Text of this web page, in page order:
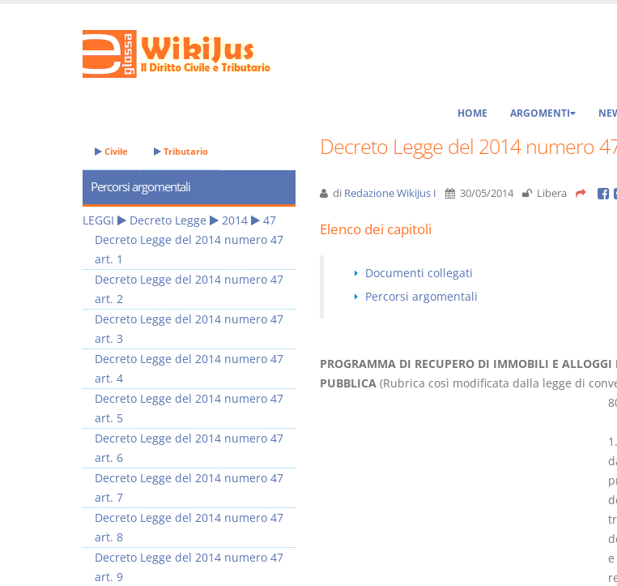
HOME ARGOMENTI
Decreto Legge del 2014 numero
di Redazione WikiJus I 30/05/2014 Libera
Elenco dei capitoli
Documenti collegati
Percorsi argomentali
PROGRAMMA DI RECUPERO DI IMMOBILI E
PUBBLICA(Rubrica così modificata dalla legge di
Civile Tributario
Percorsi argomentali
LEGGI Decreto Legge 2014
47
Decreto Legge del 2014 numero 47
art. 1
Decreto Legge del 2014 numero 47
art. 2
Decreto Legge del 2014 numero 47
art. 3
Decreto Legge del 2014 numero 47
art. 4
Decreto Legge del 2014 numero 47
art. 5
Decreto Legge del 2014 numero 47
art. 6
Decreto Legge del 2014 numero 47
art. 7
Decreto Legge del 2014 numero 47
art. 8
Decreto Legge del 2014 numero 47
art. 9
relazione giuridica
Versione ebook
I Singoli Contratti
D. Minussi
Versione ebook
(iva incl.)